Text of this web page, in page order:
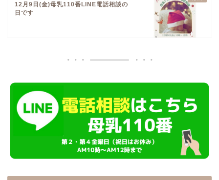
12月9日(金)母乳110番LINE電話相談の
日です